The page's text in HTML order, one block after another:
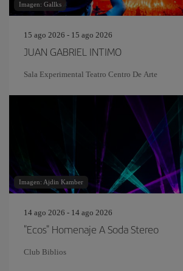
Imagen: Gallks
15 ago 2026 - 15 ago 2026
JUAN GABRIEL INTIMO
Sala Experimental Teatro Centro De Arte
Imagen: Ajdin Kamber
14 ago 2026 - 14 ago 2026
"Ecos" Homenaje A Soda Stereo
Club Biblios